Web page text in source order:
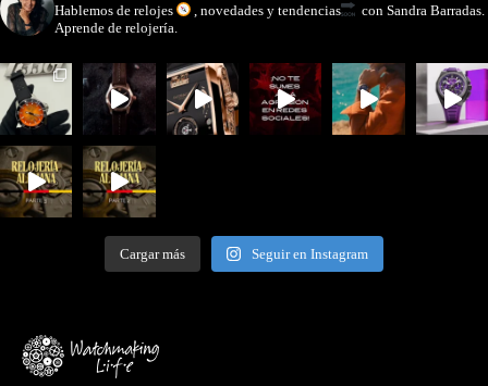
Hablemos de relojes , novedades y tendencias
con Sandra Barradas.
Aprende de relojería.
Cargar más Seguir en Instagram